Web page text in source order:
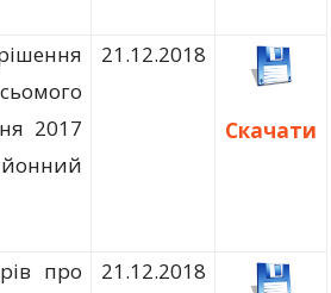
2017
21.12.2018
Скачати
про
21.12.2018